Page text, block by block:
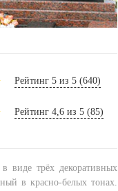
Рейтинг 5 из 5 (640)
Рейтинг 4,6 из 5 (85)
виде трёх декоративных
в красно-белых тонах.